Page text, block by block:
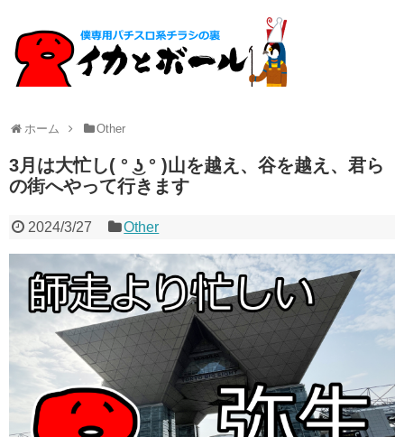
ホーム Other
3月は大忙し( ° ͜ʖ ° )山を越え、谷を越え、君ら
の街へやって行きます
2024/3/27 Other